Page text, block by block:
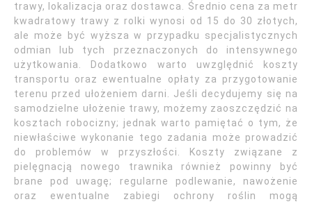
trawy, lokalizacja oraz dostawca. Średnio cena za metr
kwadratowy trawy z rolki wynosi od 15 do 30 złotych,
ale może być wyższa w przypadku specjalistycznych
odmian lub tych przeznaczonych do intensywnego
użytkowania. Dodatkowo warto uwzględnić koszty
transportu oraz ewentualne opłaty za przygotowanie
terenu przed ułożeniem darni. Jeśli decydujemy się na
samodzielne ułożenie trawy, możemy zaoszczędzić na
kosztach robocizny; jednak warto pamiętać o tym, że
niewłaściwe wykonanie tego zadania może prowadzić
do problemów w przyszłości. Koszty związane z
pielęgnacją nowego trawnika również powinny być
brane pod uwagę; regularne podlewanie, nawożenie
oraz ewentualne zabiegi ochrony roślin mogą